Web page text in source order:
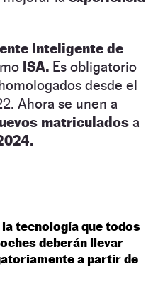
Inteligente de
ISA. Es obligatorio
desde el
Ahora se unen a
matriculados a
la tecnología que todos
deberán llevar
a partir de